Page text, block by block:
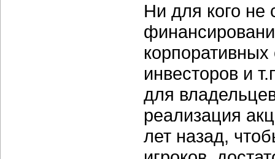
Ни для кого не
инвесторов и
для
реализация
лет назад,